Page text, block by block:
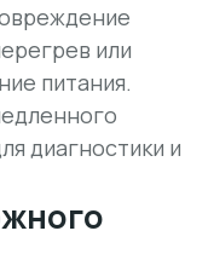
или
питания.
диагностики и